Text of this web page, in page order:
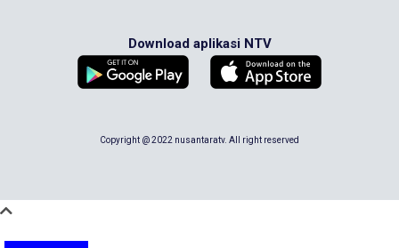
Download aplikasi NTV
Copyright @ 2022 nusantaratv. All right reserved